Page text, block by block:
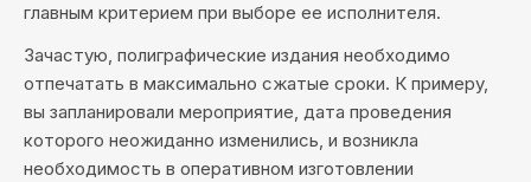
главным критерием при выборе ее исполнителя.
Зачастую, полиграфические издания необходимо
отпечатать в максимально сжатые сроки. К примеру,
вы запланировали мероприятие, дата проведения
которого неожиданно изменились, и возникла
необходимость в оперативном изготовлении